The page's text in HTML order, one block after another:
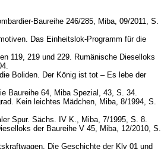
Baureihe 246/285, Miba, 09/2011, S.
Das Einheitslok-Programm für die
119, 219 und 229. Rumänische Dieselloks
Boliden. Der König ist tot – Es lebe der
Baureihe 64, Miba Spezial, 43, S. 34.
Kein leichtes Mädchen, Miba, 8/1994, S.
Spur. Sächs. IV K., Miba, 7/1995, S. 8.
der Baureihe V 45, Miba, 12/2010, S.
Die Geschichte der Klv 01 und